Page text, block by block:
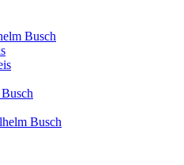
Busch
Busch